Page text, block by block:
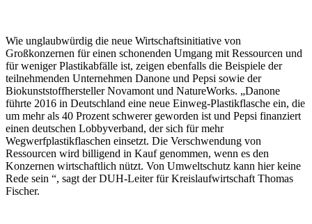
Wie unglaubwürdig die neue Wirtschaftsinitiative von
Großkonzernen für einen schonenden Umgang mit Ressourcen und
für weniger Plastikabfälle ist, zeigen ebenfalls die Beispiele der
teilnehmenden Unternehmen Danone und Pepsi sowie der
Biokunststoffhersteller Novamont und NatureWorks. „Danone
führte 2016 in Deutschland eine neue Einweg-Plastikflasche ein, die
um mehr als 40 Prozent schwerer geworden ist und Pepsi finanziert
einen deutschen Lobbyverband, der sich für mehr
Wegwerfplastikflaschen einsetzt. Die Verschwendung von
Ressourcen wird billigend in Kauf genommen, wenn es den
Konzernen wirtschaftlich nützt. Von Umweltschutz kann hier keine
Rede sein “, sagt der DUH-Leiter für Kreislaufwirtschaft Thomas
Fischer.